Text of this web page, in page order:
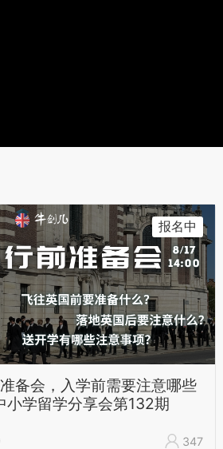
报名中
备会，入学前需要注意哪些
小学留学分享会第132期
347